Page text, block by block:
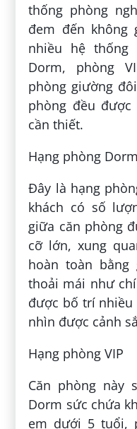
thống phòng
đem đến không
nhiều hệ thống
Dorm, phòng
phòng giường
phòng đều
cần thiết.
Hạng phòng Dorm
Đây là hạng
khách có số
giữa căn phòng
cỡ lớn, xung
hoàn toàn
thoải mái như
được bố trí nhiều
nhìn được cảnh
Hạng phòng VIP
Căn phòng này
Dorm sức chứa
em dưới 5 tuổi,